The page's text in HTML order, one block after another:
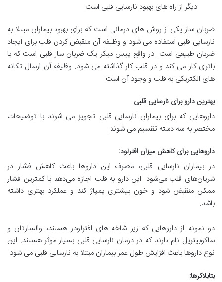
دیگر از راه های بهبود نارسایی قلبی است.
ضربان ساز یکی از روش های درمانی است که برای بهبود بیماران مبتلا به
نارسایی قلبی استفاده می شود و وظیفه آن منقبض کردن قلب برای ایجاد
ضربان طبیعی است. در واقع پیس میکر یک ضربان ساز قلبی است که با
باتری کار می کند و در قلب کار گذاشته می شود. وظیفه آن ارسال تکانه
های الکتریکی به قلب و وجود آن است.
بهترین دارو برای نارسایی قلبی
داروهایی که برای بیماران نارسایی قلبی تجویز می شوند با توضیحات
مختصر به سه دسته تقسیم می شوند.
داروهایی برای کاهش میزان افترلود:
در بیماران نارسایی قلبی، مصرف این داروها باعث کاهش فشار در
شریان‌های قلب می‌شود. این دارو به قلب اجازه می‌دهد با کمترین فشار
ممکن منقبض شود و خون بیشتری پمپاژ کند و عملکرد بهتری داشته
باشد.
دو نمونه از داروهایی که زیر شاخه های افترلودر هستند، والسارتان و
ساکوبیتریل نام دارند که در درمان نارسایی قلبی بسیار موثر هستند. این
نوع داروها باعث افزایش طول عمر بیماران مبتلا به نارسایی قلبی می شود.
بتابلاکرها: